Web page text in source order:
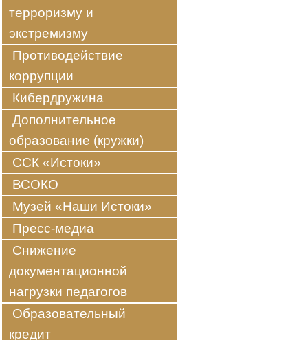
терроризму и
экстремизму
Противодействие
коррупции
Кибердружина
Дополнительное
образование (кружки)
ССК «Истоки»
ВСОКО
Музей «Наши Истоки»
Пресс-медиа
Снижение
документационной
нагрузки педагогов
Образовательный
кредит